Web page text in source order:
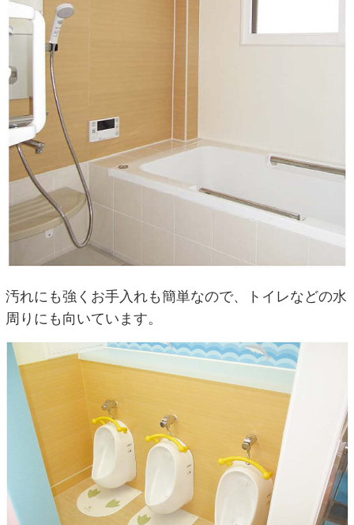
汚れにも強くお手入れも簡単なので、トイレなどの水
周りにも向いています。